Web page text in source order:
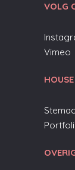
VOLG
Vimeo